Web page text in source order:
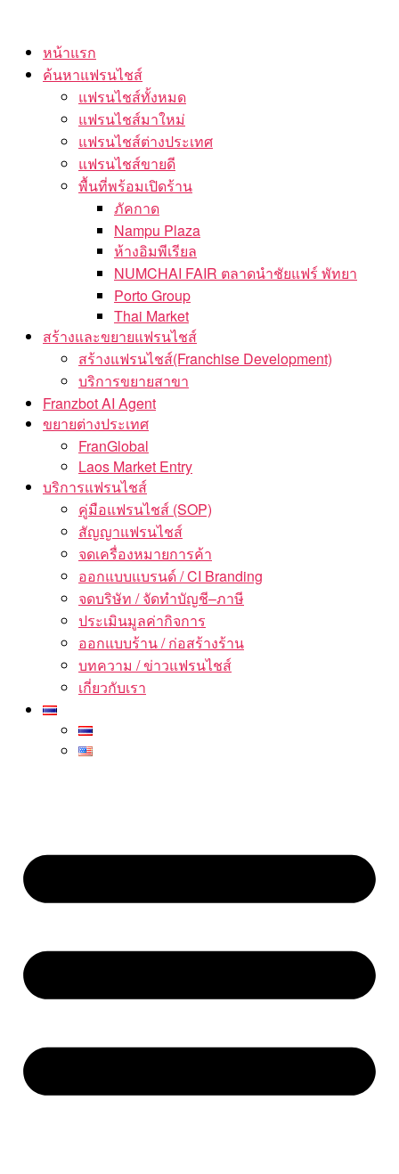
content
หน้าแรก
ค้นหาแฟรนไชส์
แฟรนไชส์ทั้งหมด
แฟรนไชส์มาใหม่
แฟรนไชส์ต่างประเทศ
แฟรนไชส์ขายดี
พื้นที่พร้อมเปิดร้าน
ภัคกาด
Nampu Plaza
ห้างอิมพีเรียล
NUMCHAI FAIR ตลาดนำชัยแฟร์ พัทยา
Porto Group
Thai Market
สร้างและขยายแฟรนไชส์
สร้างแฟรนไชส์(Franchise Development)
บริการขยายสาขา
Franzbot AI Agent
ขยายต่างประเทศ
FranGlobal
Laos Market Entry
บริการแฟรนไชส์
คู่มือแฟรนไชส์ (SOP)
สัญญาแฟรนไชส์
จดเครื่องหมายการค้า
ออกแบบแบรนด์ / CI Branding
จดบริษัท / จัดทำบัญชี–ภาษี
ประเมินมูลค่ากิจการ
ออกแบบร้าน / ก่อสร้างร้าน
บทความ / ข่าวแฟรนไชส์
เกี่ยวกับเรา